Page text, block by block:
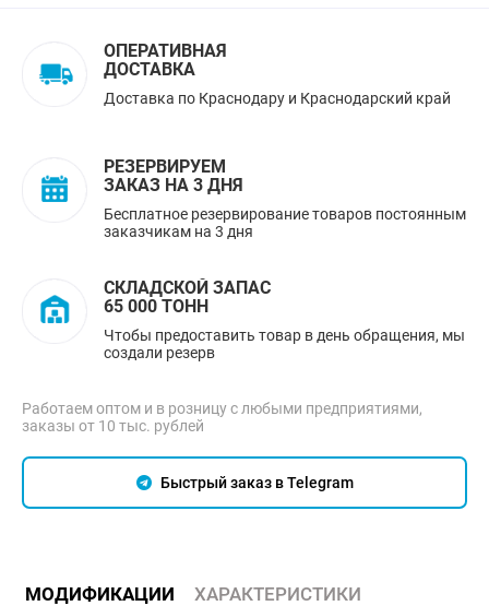
ОПЕРАТИВНАЯ
ДОСТАВКА
Доставка по Краснодару и Краснодарский край
РЕЗЕРВИРУЕМ
ЗАКАЗ НА 3 ДНЯ
Бесплатное резервирование товаров постоянным
заказчикам на 3 дня
СКЛАДСКОЙ ЗАПАС
65 000 ТОНН
Чтобы предоставить товар в день обращения, мы
создали резерв
Работаем оптом и в розницу с любыми предприятиями,
заказы от 10 тыс. рублей
Быстрый заказ в Telegram
МОДИФИКАЦИИ ХАРАКТЕРИСТИКИ